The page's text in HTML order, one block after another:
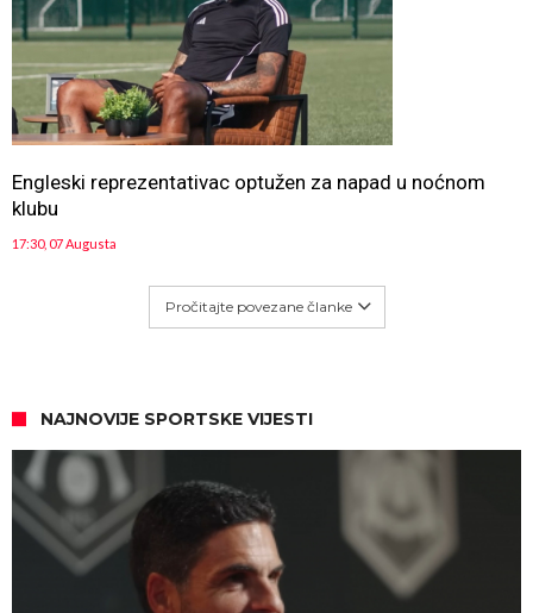
Engleski reprezentativac optužen za napad u noćnom
klubu
17:30, 07 Augusta
Pročitajte povezane članke
NAJNOVIJE SPORTSKE VIJESTI